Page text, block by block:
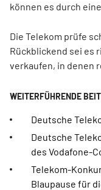
können es durch
Die Telekom prüfe
Rückblickend sei es
verkaufen, in denen
Deutsche
Deutsche
des Vodafone-
Telekom-
Blaupause für